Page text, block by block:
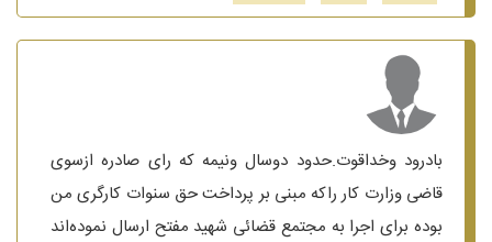
بادرود وخداقوت.حدود دوسال ونیمه که رای صادره ازسوی
قاضی وزارت کار راکه مبنی بر پرداخت حق سنوات کارگری من
بوده برای اجرا به مجتمع قضائی شهید مفتح ارسال نموده‌اند